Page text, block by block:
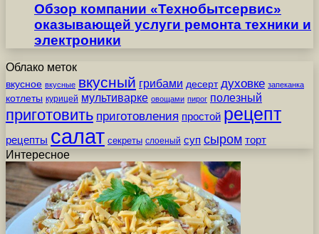
Обзор компании «Технобытсервис»
оказывающей услуги ремонта техники и
электроники
Облако меток
вкусное вкусные вкусный грибами десерт духовке запеканка
котлеты курицей мультиварке овощами пирог полезный
приготовить приготовления простой рецепт
рецепты салат секреты слоеный суп сыром торт
Интересное